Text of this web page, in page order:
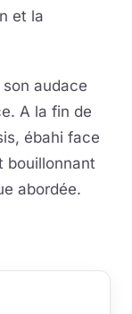
et la
audace
A la fin de
ébahi face
bouillonnant
abordée.